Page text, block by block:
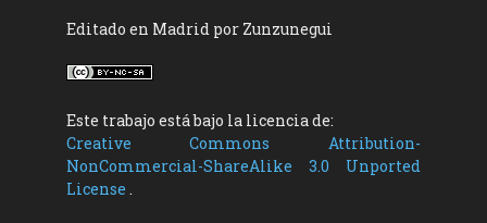
Editado en Madrid por Zunzunegui
Este trabajo está bajo la licencia de:
Creative Commons Attribution-
NonCommercial-ShareAlike 3.0 Unported
License .